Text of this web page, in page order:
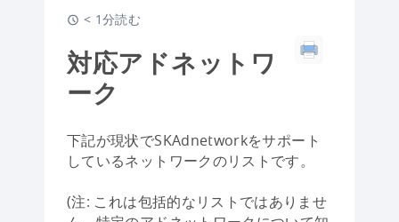
< 1分読む
対応アドネットワ
ーク
下記が現状でSKAdnetworkをサポート
しているネットワークのリストです。
(注: これは包括的なリストではありませ